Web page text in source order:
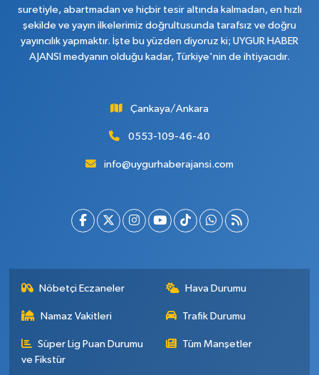
suretiyle, abartmadan ve hiçbir tesir altında kalmadan, en hızlı
şekilde ve yayın ilkelerimiz doğrultusunda tarafsız ve doğru
yayıncılık yapmaktır. İşte bu yüzden diyoruz ki; UYGUR HABER
AJANSI medyanın olduğu kadar, Türkiye'nin de ihtiyacıdır.
Çankaya/Ankara
0553-109-46-40
info@uygurhaberajansi.com
Nöbetçi Eczaneler Hava Durumu
Namaz Vakitleri Trafik Durumu
Süper Lig Puan Durumu
ve Fikstür
Tüm Manşetler